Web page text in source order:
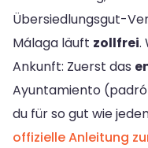
Übersiedlungsgut-
Málaga läuft zollfrei.
Ankunft: Zuerst das
Ayuntamiento
du für so gut wie
offizielle Anleitung